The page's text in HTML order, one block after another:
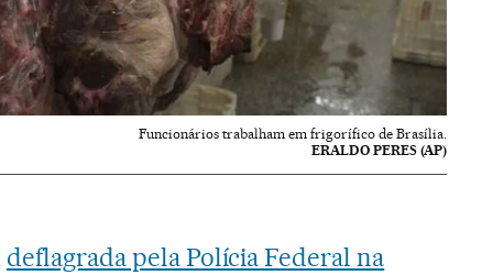
Funcionários trabalham em frigorífico de Brasília.
ERALDO PERES (AP)
deflagrada pela Polícia Federal na